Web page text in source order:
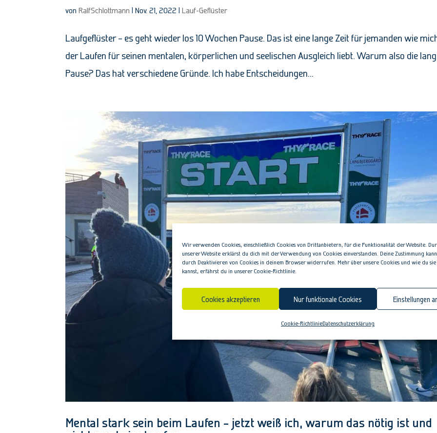
Wir verwenden Cookies, einschließlich Cookies von Drittanbietern, für die Funktionalität der Website.
unserer Website erklärst du dich mit der Verwendung von Cookies einverstanden. Deine Zustimmung
durch Deaktivieren von Cookies in deinem Browser widerrufen. Mehr über unsere Cookies und wie du
kannst, erfährst du in unserer Cookie-Richtlinie.
Cookies akzeptieren Nur funktionale Cookies Einstellungen
Cookie-RichtlinieDatenschutzerklärung
vonRalfSchlottmann |Nov. 21, 2022 |Lauf-Geflüster
Laufgeflüster – es geht wieder los 10 Wochen Pause. Das ist eine lange Zeit für jemanden wie
der Laufen für seinen mentalen, körperlichen und seelischen Ausgleich liebt. Warum also die
Pause? Das hat verschiedene Gründe. Ich habe Entscheidungen...
Mental stark sein beim Laufen – jetzt weiß ich, warum das nötig ist und